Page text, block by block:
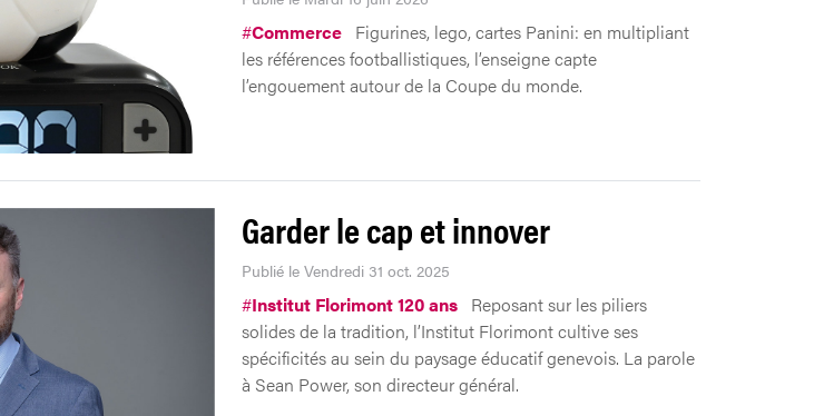
#Commerce Figurines, lego, cartes Panini: en multipliant
les références footballistiques, l’enseigne capte
l’engouement autour de la Coupe du monde.
Garder le cap et innover
Publié le Vendredi 31 oct. 2025
#Institut Florimont 120 ans Reposant sur les piliers
solides de la tradition, l’Institut Florimont cultive ses
spécificités au sein du paysage éducatif genevois. La parole
à Sean Power, son directeur général.